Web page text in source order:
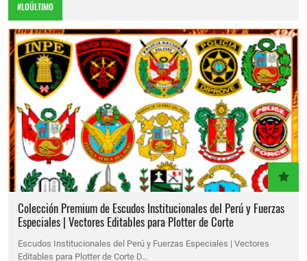
#LOÚLTIMO
Colección Premium de Escudos Institucionales del Perú y Fuerzas
Especiales | Vectores Editables para Plotter de Corte
Escudos Institucionales del Perú y Fuerzas Especiales | Vectores
Editables para Plotter de Corte D…